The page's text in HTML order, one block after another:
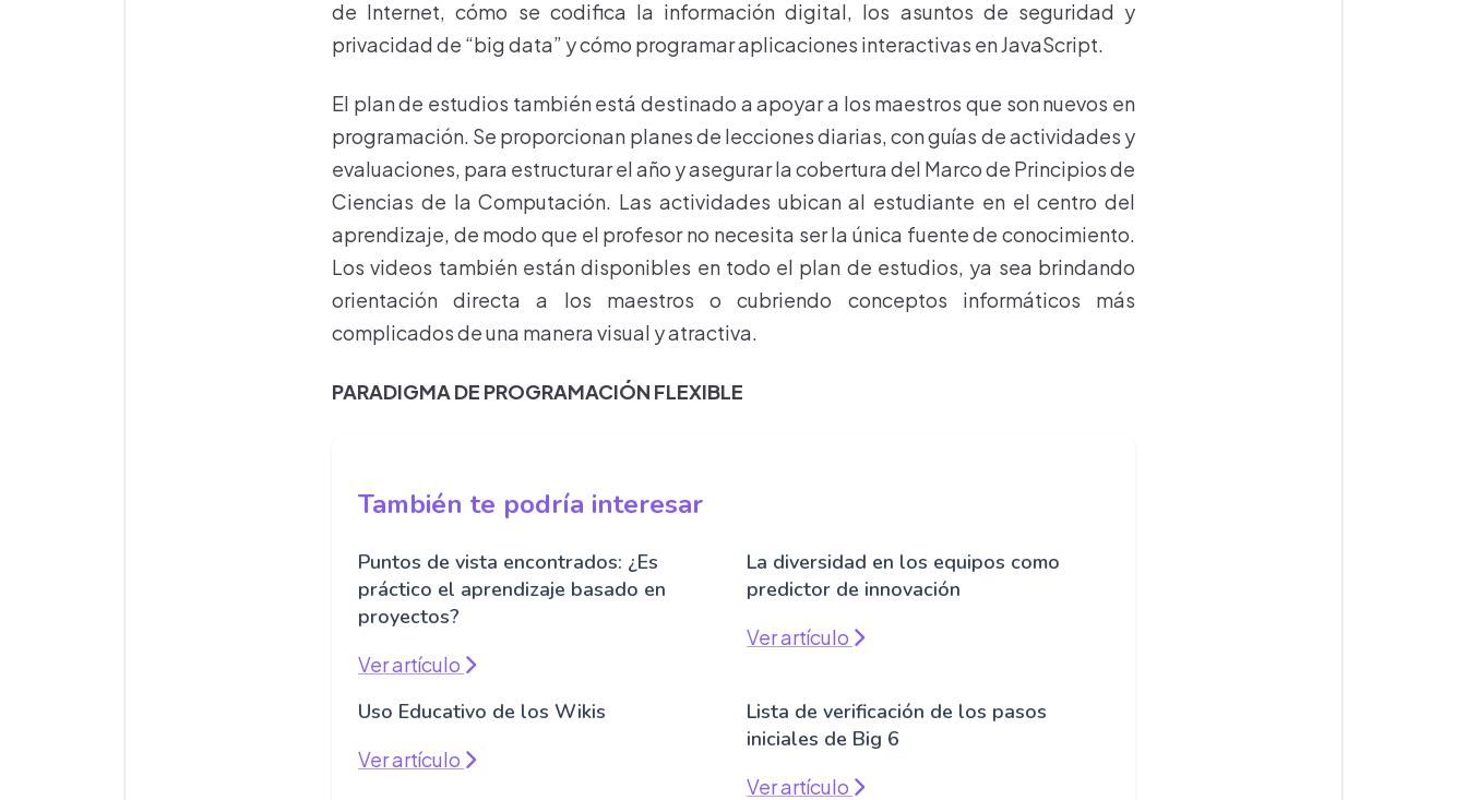
de Internet, cómo se codifica la información digital, los asuntos de seguridad y
privacidad de “big data” y cómo programar aplicaciones interactivas en JavaScript.
El plan de estudios también está destinado a apoyar a los maestros que son nuevos en
programación. Se proporcionan planes de lecciones diarias, con guías de actividades y
evaluaciones, para estructurar el año y asegurar la cobertura del Marco de Principios de
Ciencias de la Computación. Las actividades ubican al estudiante en el centro del
aprendizaje, de modo que el profesor no necesita ser la única fuente de conocimiento.
Los videos también están disponibles en todo el plan de estudios, ya sea brindando
orientación directa a los maestros o cubriendo conceptos informáticos más
complicados de una manera visual y atractiva.
PARADIGMA DE PROGRAMACIÓN FLEXIBLE
También te podría interesar
Puntos de vista encontrados: ¿Es
práctico el aprendizaje basado en
proyectos?
Ver artículo
La diversidad en los equipos como
predictor de innovación
Ver artículo
Uso Educativo de los Wikis
Ver artículo
Lista de verificación de los pasos
iniciales de Big 6
Ver artículo